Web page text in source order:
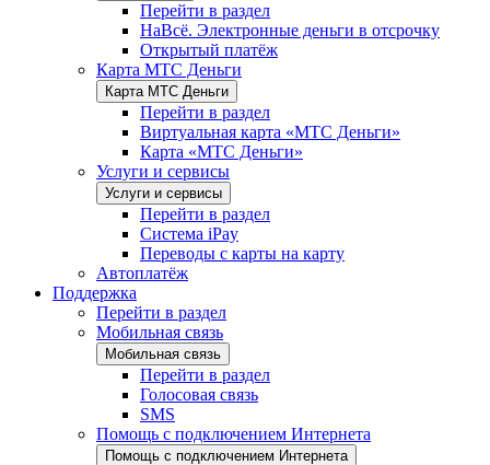
Перейти в раздел
НаВсё. Электронные деньги в отсрочку
Открытый платёж
Карта МТС Деньги
Карта МТС Деньги
Перейти в раздел
Виртуальная карта «МТС Деньги»
Карта «МТС Деньги»
Услуги и сервисы
Услуги и сервисы
Перейти в раздел
Система iPay
Переводы с карты на карту
Автоплатёж
Поддержка
Перейти в раздел
Мобильная связь
Мобильная связь
Перейти в раздел
Голосовая связь
SMS
Помощь с подключением Интернета
Помощь с подключением Интернета